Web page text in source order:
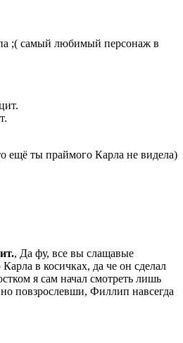
;( самый любимый персонаж в
ещё ты праймого Карла не видела)
, Да фу, все вы слащавые
Карла в косичках, да че он сделал
я сам начал смотреть лишь
повзрослевши, Филлип навсегда